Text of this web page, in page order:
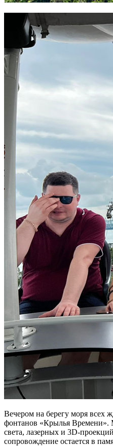
Вечером на берегу моря всех
фонтанов «Крылья Времени».
света, лазерных и 3D-
сопровождение остается в